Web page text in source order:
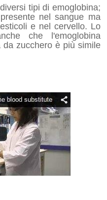
tipi di emoglobina;
nel sangue ma
e nel cervello. Lo
che l'emoglobina
zucchero è più simile